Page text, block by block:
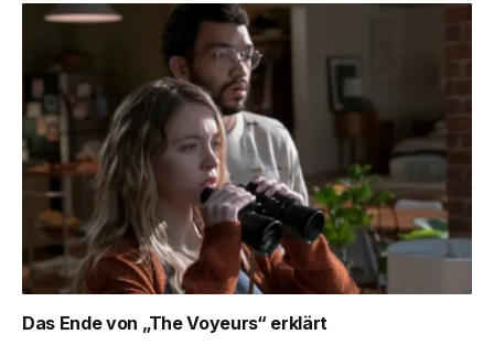
Das Ende von „The Voyeurs“ erklärt